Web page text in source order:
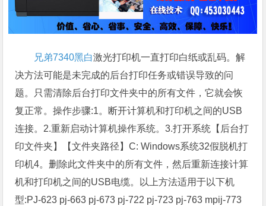
兄弟7340黑白激光打印机一直打印白纸或乱码。解
决方法可能是未完成的后台打印任务或错误导致的问
题。只需清除后台打印文件夹中的所有文件，它就会恢
复正常。操作步骤:1。断开计算机和打印机之间的USB
连接。2.重新启动计算机操作系统。3.打开系统【后台打
印文件夹】【文件夹路径】C: Windows系统32假脱机打
印机4。删除此文件夹中的所有文件，然后重新连接计算
机和打印机之间的USB电缆。以上方法适用于以下机
型:PJ-623 pj-663 pj-673 pj-722 pj-723 pj-763 mpij-773